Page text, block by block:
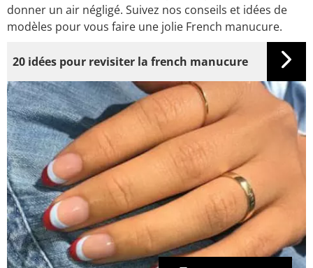
donner un air négligé. Suivez nos conseils et idées de
modèles pour vous faire une jolie French manucure.
20 idées pour revisiter la french manucure